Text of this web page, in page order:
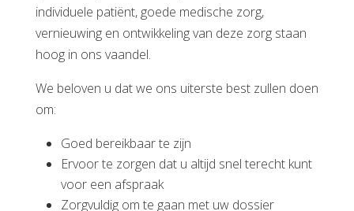
individuele patiënt, goede medische zorg,
vernieuwing en ontwikkeling van deze zorg staan
hoog in ons vaandel.
We beloven u dat we ons uiterste best zullen doen
om:
Goed bereikbaar te zijn
Ervoor te zorgen dat u altijd snel terecht kunt
voor een afspraak
Zorgvuldig om te gaan met uw dossier